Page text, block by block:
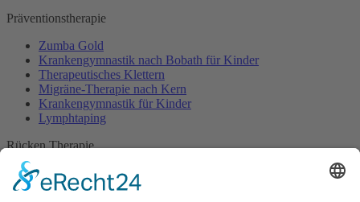
Präventionstherapie
Zumba Gold
Krankengymnastik nach Bobath für Kinder
Therapeutisches Klettern
Migräne-Therapie nach Kern
Krankengymnastik für Kinder
Lymphtaping
Rücken Therapie
Therapeutisches Klettern
Entspannungstraining